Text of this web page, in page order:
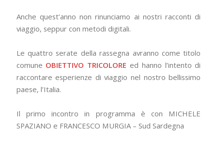
Anche quest’anno non rinunciamo ai nostri racconti di
viaggio, seppur con metodi digitali.
Le quattro serate della rassegna avranno come titolo
comune OBIETTIVO TRICOLORE ed hanno l’intento di
raccontare esperienze di viaggio nel nostro bellissimo
paese, l’Italia.
Il primo incontro in programma è con MICHELE
SPAZIANO e FRANCESCO MURGIA – Sud Sardegna